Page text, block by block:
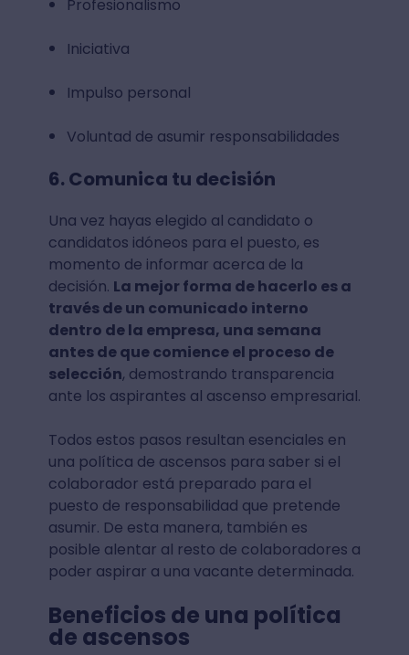
Profesionalismo
Iniciativa
Impulso personal
Voluntad de asumir responsabilidades
6. Comunica tu decisión
Una vez hayas elegido al candidato o
candidatos idóneos para el puesto, es
momento de informar acerca de la
decisión. La mejor forma de hacerlo es a
través de un comunicado interno
dentro de la empresa, una semana
antes de que comience el proceso de
selección, demostrando transparencia
ante los aspirantes al ascenso empresarial.
Todos estos pasos resultan esenciales en
una política de ascensos para saber si el
colaborador está preparado para el
puesto de responsabilidad que pretende
asumir. De esta manera, también es
posible alentar al resto de colaboradores a
poder aspirar a una vacante determinada.
Beneficios de una política
de ascensos